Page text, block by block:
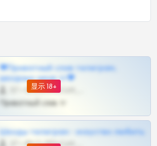
显示 18+
❤Приватный слив телеграм,
шкодных шкур тг❤
Приватный слив тг
Шкоды телеграм - искуство любить